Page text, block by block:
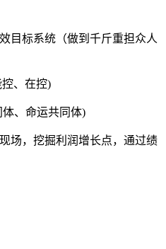
目标系统（做到千斤重担众人
、在控)
、命运共同体)
场，挖掘利润增长点，通过绩